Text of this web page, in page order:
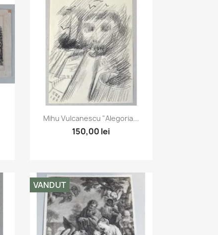
Vizualizare rapida
Mihu Vulcanescu "Alegoria...
150,00 lei
VANDUT